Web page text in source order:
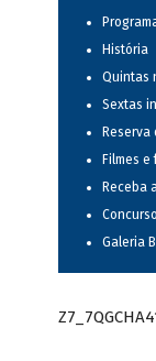
História
Quintas
Sextas
Reserva
Filmes
Receba
Galeria